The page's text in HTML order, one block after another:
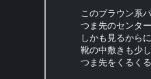
このブラウン系
つま先のセンタ
しかも見るから
靴の中敷きも少
つま先をくるく